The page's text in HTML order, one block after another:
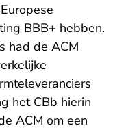
BBB+ hebben.
had de ACM
het CBb hierin
ACM om een